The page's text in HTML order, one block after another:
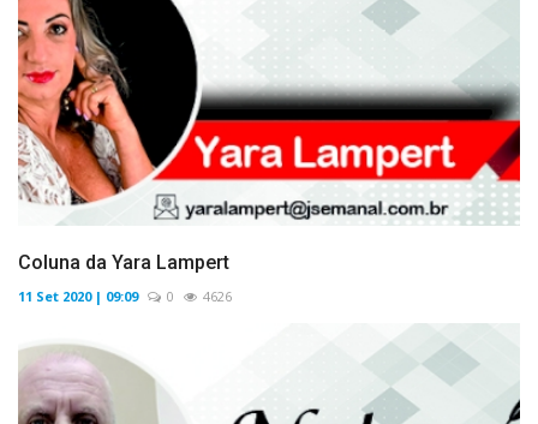
Coluna da Yara Lampert
11 Set 2020 | 09:09 0 4626